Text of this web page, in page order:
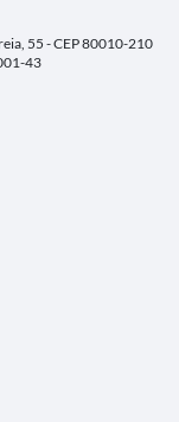
55 - CEP 80010-210
43